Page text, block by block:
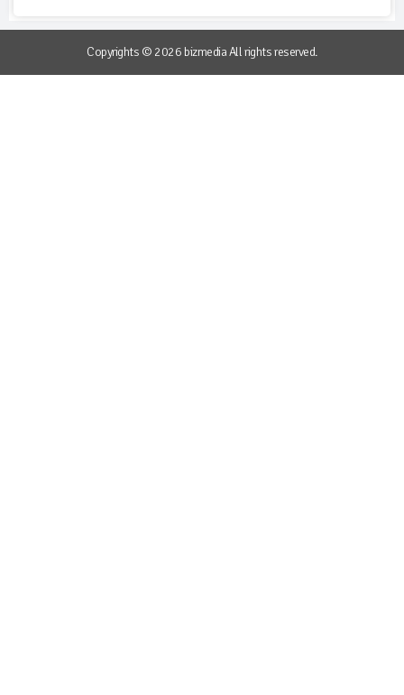
Copyrights © 2026 bizmedia All rights reserved.